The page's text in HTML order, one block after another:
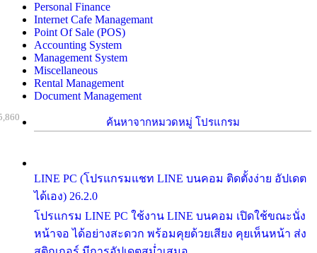
Personal Finance
Internet Cafe Managemant
Point Of Sale (POS)
Accounting System
Management System
Miscellaneous
Rental Management
Document Management
ค้นหาจากหมวดหมู่ โปรแกรม
LINE PC (โปรแกรมแชท LINE บนคอม ติดตั้งง่าย อัปเดต
ได้เอง) 26.2.0
โปรแกรม LINE PC ใช้งาน LINE บนคอม เปิดใช้ขณะนั่ง
หน้าจอ ได้อย่างสะดวก พร้อมคุยด้วยเสียง คุยเห็นหน้า ส่ง